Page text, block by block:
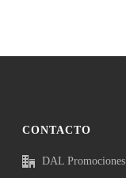
CONTACTO
DAL Promociones